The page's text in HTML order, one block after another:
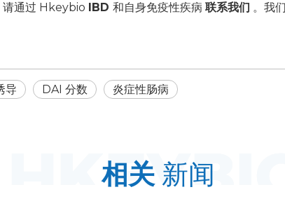
请通过 Hkeybio IBD 和自身免疫性疾病 联系我们 。我
导 DAI 分数 炎症性肠病
相关 新闻